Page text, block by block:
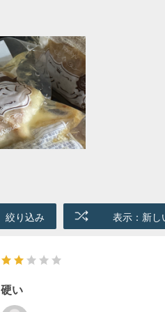
絞り込み 表示：新し
硬い